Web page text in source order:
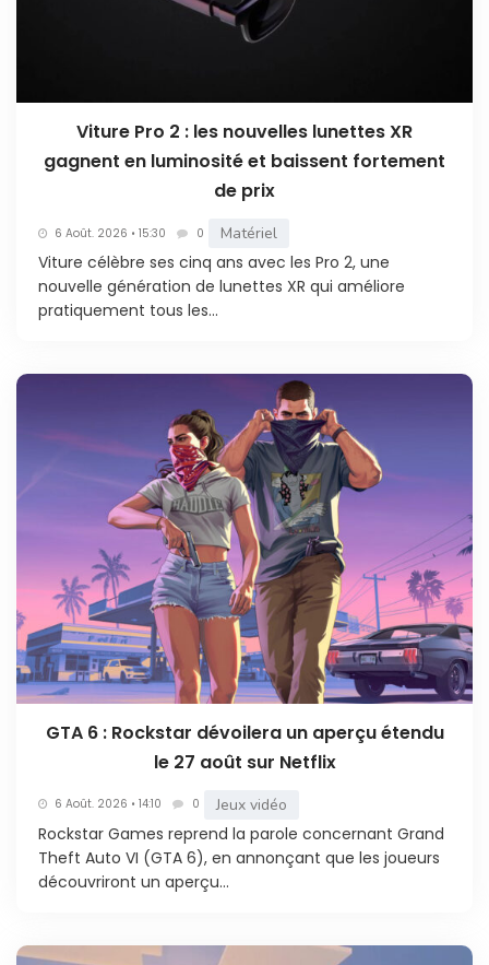
Viture Pro 2 : les nouvelles lunettes XR
gagnent en luminosité et baissent fortement
de prix
6 Août. 2026 • 15:30 0 Matériel
Viture célèbre ses cinq ans avec les Pro 2, une
nouvelle génération de lunettes XR qui améliore
pratiquement tous les...
GTA 6 : Rockstar dévoilera un aperçu étendu
le 27 août sur Netflix
6 Août. 2026 • 14:10 0 Jeux vidéo
Rockstar Games reprend la parole concernant Grand
Theft Auto VI (GTA 6), en annonçant que les joueurs
découvriront un aperçu...